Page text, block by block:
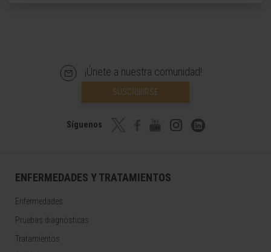
¡Únete a nuestra comunidad!
SUSCRIBIRSE
Síguenos
ENFERMEDADES Y TRATAMIENTOS
Enfermedades
Pruebas diagnósticas
Tratamientos